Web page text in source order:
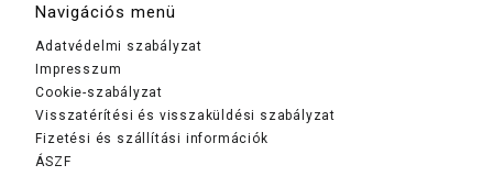
Navigációs menü
Adatvédelmi szabályzat
Impresszum
Cookie-szabályzat
Visszatérítési és visszaküldési szabályzat
Fizetési és szállítási információk
ÁSZF